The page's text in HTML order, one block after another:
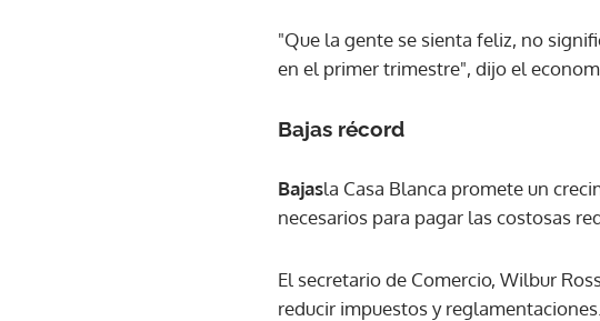
"Que la gente se sienta feliz, no
en el primer trimestre", dijo el
Bajas récord
Bajasla Casa Blanca promete un
necesarios para pagar las costosas
El secretario de Comercio, Wilbur
reducir impuestos y reglamentaciones.